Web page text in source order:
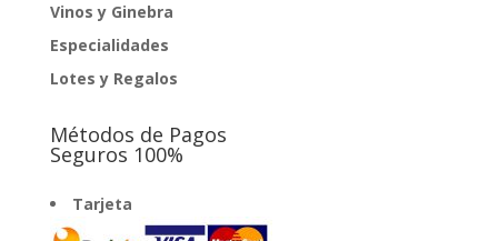
Vinos y Ginebra
Especialidades
Lotes y Regalos
Métodos de Pagos
Seguros 100%
Tarjeta